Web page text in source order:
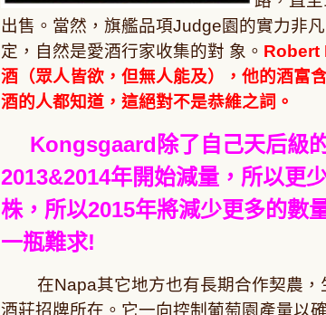
出售。當然，旗艦品項Judge園的實力非
定，自然是愛酒行家收集的對 象。 Robert
酒（眾人皆欲，但無人能及），他的酒富
酒的人都知道，這絕對不是恭維之詞。
Kongsgaard除了自己天后級
2013&2014年開始減量，所以更
株，所以2015年將減少更多的數
一瓶難求!
在Napa其它地方也有長期合作契農
酒莊招牌所在。它一向控制葡萄園產量以